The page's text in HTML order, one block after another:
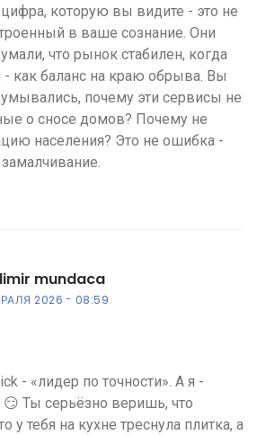
которую вы видите - это не
в ваше сознание. Они
что рынок стабилен, когда
как баланс на краю обрыва. Вы
почему эти сервисы не
о сносе домов? Почему не
населения? Это не ошибка -
mundaca
2026 08:59
- «лидер по точности». А я -
😏 Ты серьёзно веришь, что
у тебя на кухне треснула плитка, а